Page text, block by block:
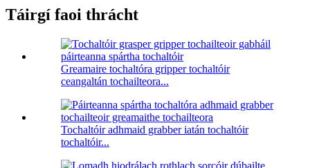
Táirgí faoi thrácht
Greamaire tochaltóra gripper tochaltóir
ceangaltán tochailteora...
Tochaltóir adhmaid grabber iatán tochaltóir
tochaltóir...